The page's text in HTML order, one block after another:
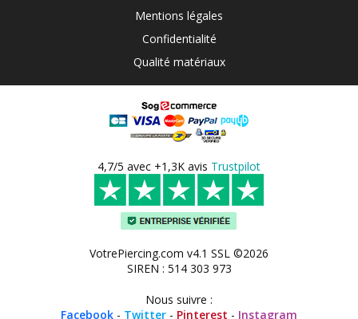
Mentions légales
Confidentialité
Qualité matériaux
4,7/5 avec +1,3K avis Trustpilot
VotrePiercing.com v4.1 SSL ©2026
SIREN : 514 303 973
Nous suivre :
Facebook - Twitter - Pinterest - Instagram